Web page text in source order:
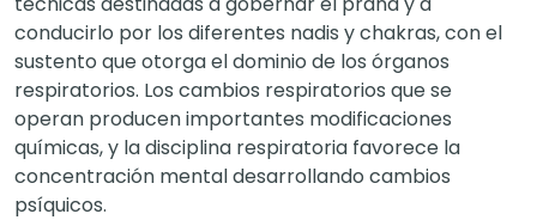
conducirlo por los diferentes nadis y chakras, con el
sustento que otorga el dominio de los órganos
respiratorios. Los cambios respiratorios que se
operan producen importantes modificaciones
químicas, y la disciplina respiratoria favorece la
concentración mental desarrollando cambios
psíquicos.